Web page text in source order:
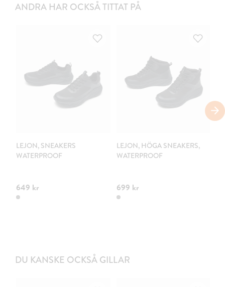
ANDRA HAR OCKSÅ TITTAT PÅ
LEJON, SNEAKERS
WATERPROOF
649 kr
LEJON, HÖGA SNEAKERS,
WATERPROOF
699 kr
DU KANSKE OCKSÅ GILLAR